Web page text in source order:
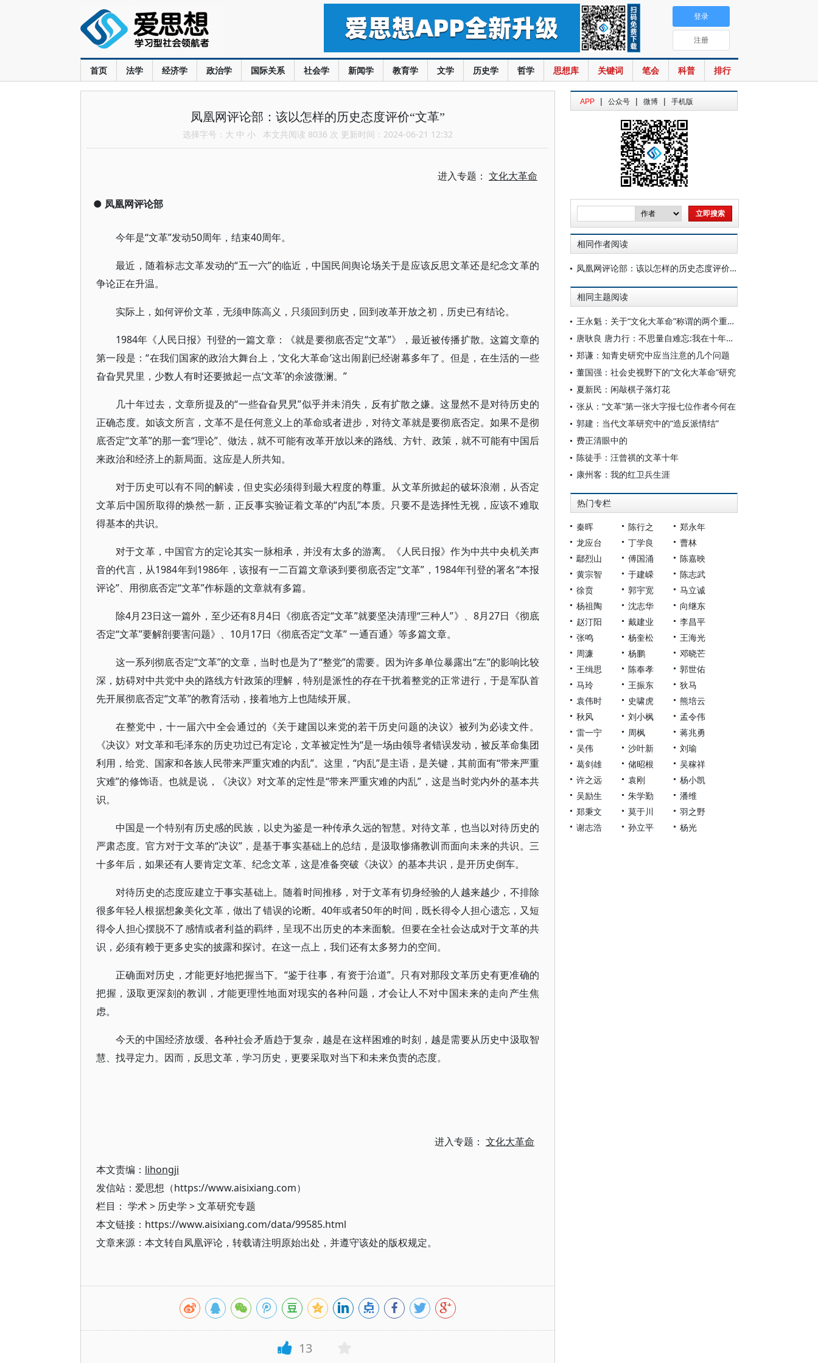
首页 法学 经济学 政治学 国际关系 社会学 新闻学 教育学 文学 历史学 哲学 思想库 关键词 笔会 科普 排行
登录
注册
凤凰网评论部：该以怎样的历史态度评价“文革”
选择字号： 大 中 小 本文共阅读 8036 次 更新时间：2024-06-21 12:32
进入专题： 文化大革命
● 凤凰网评论部
今年是“文革”发动50周年，结束40周年。
最近，随着标志文革发动的“五一六”的临近，中国民间舆论场关于是应该反思文革还是纪念文革的
争论正在升温。
实际上，如何评价文革，无须申陈高义，只须回到历史，回到改革开放之初，历史已有结论。
1984年《人民日报》刊登的一篇文章：《就是要彻底否定“文革”》，最近被传播扩散。这篇文章的
第一段是：“在我们国家的政治大舞台上，‘文化大革命’这出闹剧已经谢幕多年了。但是，在生活的一些
旮旮旯旯里，少数人有时还要掀起一点‘文革’的余波微澜。”
几十年过去，文章所提及的“一些旮旮旯旯”似乎并未消失，反有扩散之嫌。这显然不是对待历史的
正确态度。如该文所言，文革不是任何意义上的革命或者进步，对待文革就是要彻底否定。如果不是彻
底否定“文革”的那一套“理论”、做法，就不可能有改革开放以来的路线、方针、政策，就不可能有中国后
来政治和经济上的新局面。这应是人所共知。
对于历史可以有不同的解读，但史实必须得到最大程度的尊重。从文革所掀起的破坏浪潮，从否定
文革后中国所取得的焕然一新，正反事实验证着文革的“内乱”本质。只要不是选择性无视，应该不难取
得基本的共识。
对于文革，中国官方的定论其实一脉相承，并没有太多的游离。《人民日报》作为中共中央机关声
音的代言，从1984年到1986年，该报有一二百篇文章谈到要彻底否定“文革”，1984年刊登的署名“本报
评论”、用彻底否定“文革”作标题的文章就有多篇。
除4月23日这一篇外，至少还有8月4日《彻底否定“文革”就要坚决清理“三种人”》、8月27日《彻底
否定“文革”要解剖要害问题》、10月17日《彻底否定“文革” 一通百通》等多篇文章。
这一系列彻底否定“文革”的文章，当时也是为了“整党”的需要。因为许多单位暴露出“左”的影响比较
深，妨碍对中共党中央的路线方针政策的理解，特别是派性的存在干扰着整党的正常进行，于是军队首
先开展彻底否定“文革”的教育活动，接着地方上也陆续开展。
在整党中，十一届六中全会通过的《关于建国以来党的若干历史问题的决议》被列为必读文件。
《决议》对文革和毛泽东的历史功过已有定论，文革被定性为“是一场由领导者错误发动，被反革命集团
利用，给党、国家和各族人民带来严重灾难的内乱”。这里，“内乱”是主语，是关键，其前面有“带来严重
灾难”的修饰语。也就是说，《决议》对文革的定性是“带来严重灾难的内乱”，这是当时党内外的基本共
识。
中国是一个特别有历史感的民族，以史为鉴是一种传承久远的智慧。对待文革，也当以对待历史的
严肃态度。官方对于文革的“决议”，是基于事实基础上的总结，是汲取惨痛教训而面向未来的共识。三
十多年后，如果还有人要肯定文革、纪念文革，这是准备突破《决议》的基本共识，是开历史倒车。
对待历史的态度应建立于事实基础上。随着时间推移，对于文革有切身经验的人越来越少，不排除
很多年轻人根据想象美化文革，做出了错误的论断。40年或者50年的时间，既长得令人担心遗忘，又短
得令人担心摆脱不了感情或者利益的羁绊，呈现不出历史的本来面貌。但要在全社会达成对于文革的共
识，必须有赖于更多史实的披露和探讨。在这一点上，我们还有太多努力的空间。
正确面对历史，才能更好地把握当下。“鉴于往事，有资于治道”。只有对那段文革历史有更准确的
把握，汲取更深刻的教训，才能更理性地面对现实的各种问题，才会让人不对中国未来的走向产生焦
虑。
今天的中国经济放缓、各种社会矛盾趋于复杂，越是在这样困难的时刻，越是需要从历史中汲取智
慧、找寻定力。因而，反思文革，学习历史，更要采取对当下和未来负责的态度。
进入专题： 文化大革命
本文责编： lihongji
发信站：爱思想（https://www.aisixiang.com）
栏目： 学术> 历史学 >文革研究专题
本文链接：https://www.aisixiang.com/data/99585.html
文章来源：本文转自凤凰评论，转载请注明原始出处，并遵守该处的版权规定。
13
APP | 公众号 | 微博 | 手机版
相同作者阅读
凤凰网评论部：该以怎样的历史态度评价“文革”
相同主题阅读
王永魁：关于“文化大革命”称谓的两个重要概念辨析
唐耿良 唐力行：不思量自难忘:我在十年浩劫中的遭遇
郑谦：知青史研究中应当注意的几个问题
董国强：社会史视野下的“文化大革命”研究
夏新民：闲敲棋子落灯花
张从：“文革”第一张大字报七位作者今何在
郭建：当代文革研究中的“造反派情结”
费正清眼中的
陈徒手：汪曾祺的文革十年
康州客：我的红卫兵生涯
热门专栏
秦晖 陈行之
郑永年
龙应台
丁学良
曹林
鄢烈山
傅国涌
陈嘉映
黄宗智
于建嵘
陈志武
徐贲
郭宇宽
马立诚
杨祖陶
沈志华
向继东
赵汀阳
戴建业
李昌平
张鸣
杨奎松
王海光
周濂
杨鹏
邓晓芒
王缉思
陈奉孝
郭世佑
马玲
王振东
狄马
袁伟时
史啸虎
熊培云
秋风
刘小枫
孟令伟
雷一宁
周枫
蒋兆勇
吴伟
沙叶新
刘瑜
葛剑雄
储昭根
吴稼祥
许之远
袁刚
杨小凯
吴励生
朱学勤
潘维
郑秉文
莫于川
羽之野
谢志浩
孙立平 杨光